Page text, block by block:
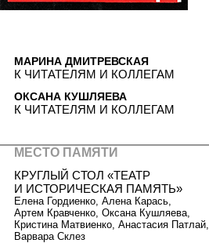
МАРИНА ДМИТРЕВСКАЯ
К ЧИТАТЕЛЯМ И КОЛЛЕГАМ
ОКСАНА КУШЛЯЕВА
К ЧИТАТЕЛЯМ И КОЛЛЕГАМ
МЕСТО ПАМЯТИ
КРУГЛЫЙ СТОЛ «ТЕАТР
И ИСТОРИЧЕСКАЯ ПАМЯТЬ»
Елена Гордиенко, Алена Карась,
Артем Кравченко, Оксана Кушляева,
Кристина Матвиенко, Анастасия Патлай,
Варвара Склез